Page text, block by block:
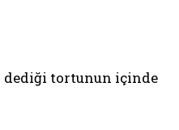
dediği tortunun içinde